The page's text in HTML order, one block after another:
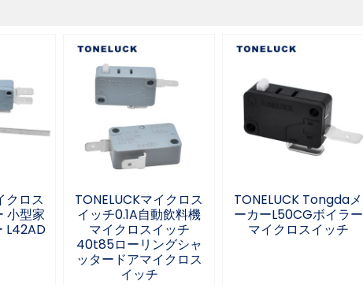
クロ
ー 小
リー
クロス
小型家
L42AD
TONELUCKマイクロ
スイッチ0.1A自動飲
料機マイクロスイッ
チ40t85ローリング
シャッタードアマイ
クロスイッチ
TONELUCKマイクロス
イッチ0.1A自動飲料機
マイクロスイッチ
40t85ローリングシャ
ッタードアマイクロス
イッチ
TONELUCK Tongda
メーカーL50CGボイ
ラーマイクロスイッ
チ
TONELUCK Tongdaメ
ーカーL50CGボイラー
マイクロスイッチ